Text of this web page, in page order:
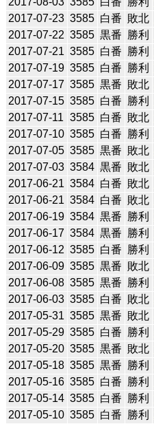
2017-07-23 3585 白番 敗北
2017-07-22 3585 黒番 勝利
2017-07-21 3585 白番 勝利
2017-07-19 3585 白番 勝利
2017-07-17 3585 黒番 敗北
2017-07-15 3585 白番 勝利
2017-07-11 3585 白番 敗北
2017-07-10 3585 白番 勝利
2017-07-05 3585 黒番 敗北
2017-07-03 3584 黒番 敗北
2017-06-21 3584 白番 敗北
2017-06-21 3584 白番 敗北
2017-06-19 3584 黒番 勝利
2017-06-17 3584 黒番 勝利
2017-06-12 3585 白番 勝利
2017-06-09 3585 黒番 敗北
2017-06-08 3585 黒番 勝利
2017-06-03 3585 白番 敗北
2017-05-31 3585 黒番 敗北
2017-05-29 3585 白番 勝利
2017-05-20 3585 黒番 敗北
2017-05-18 3585 黒番 勝利
2017-05-16 3585 白番 勝利
2017-05-14 3585 白番 勝利
2017-05-10 3585 白番 勝利